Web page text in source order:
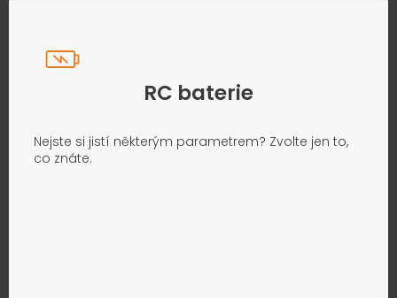
RC baterie
Nejste si jistí některým parametrem? Zvolte jen to,
co znáte.